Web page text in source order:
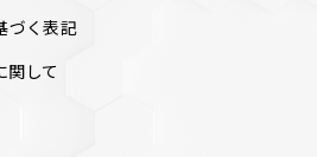
づく表記
して